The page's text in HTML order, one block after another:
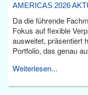
AMERICAS 2026
Da die führende
Fokus auf flexible
ausweitet, präsentiert
Portfolio, das genau
Weiterlesen...